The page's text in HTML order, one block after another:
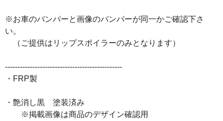
※お車のバンパーと画像のバンパーが同一かご確認下さ
い。
（ご提供はリップスポイラーのみとなります）
-----------------------------------------------
・FRP製
・艶消し黒 塗装済み
※掲載画像は商品のデザイン確認用